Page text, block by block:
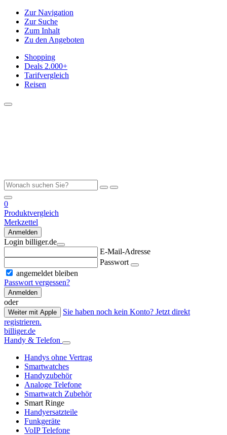
Zur Navigation
Zur Suche
Zum Inhalt
Zu den Angeboten
Shopping
Deals 2.000+
Tarifvergleich
Reisen
0
Produktvergleich
Merkzettel
Anmelden
Login billiger.de
E-Mail-Adresse
Passwort
angemeldet bleiben
Passwort vergessen?
Anmelden
oder
Weiter mit Apple
Sie haben noch kein Konto? Jetzt direkt
registrieren.
billiger.de
Handy & Telefon
Handys ohne Vertrag
Smartwatches
Handyzubehör
Analoge Telefone
Smartwatch Zubehör
Smart Ringe
Handyersatzteile
Funkgeräte
VoIP Telefone